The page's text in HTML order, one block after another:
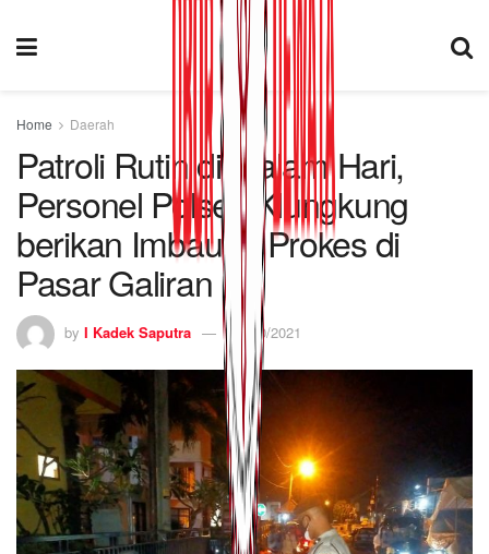
Home Daerah
Patroli Rutin di Malam Hari,
Personel Polsek Klungkung
berikan Imbauan Prokes di
Pasar Galiran
by I Kadek Saputra 28/10/2021